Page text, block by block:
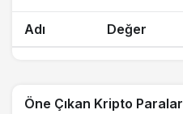
Adı Değer
Öne Çıkan Kripto Paralar